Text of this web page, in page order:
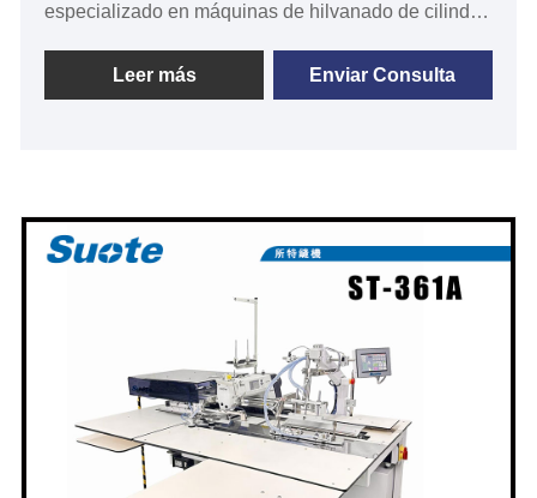
especializado en máquinas de hilvanado de cilindro
20 años. Suote con tecnología profesional, sistema
de servicio de alta calidad y perfección. Experiencia
producto para ayudarlo a comprender mejor la
máquina que se adapta a sus necesidades.
Leer más Enviar Consulta